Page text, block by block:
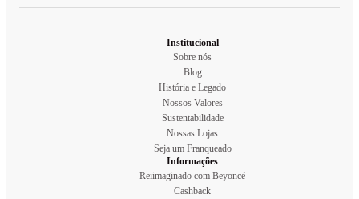
Institucional
Sobre nós
Blog
História e Legado
Nossos Valores
Sustentabilidade
Nossas Lojas
Seja um Franqueado
Informações
Reiimaginado com Beyoncé
Cashback